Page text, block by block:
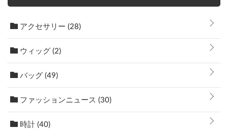
アクセサリー (28)
ウィッグ (2)
バッグ (49)
ファッションニュース (30)
時計 (40)